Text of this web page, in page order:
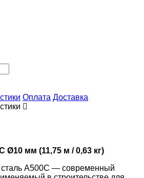
Оплата Доставка
Ø10 мм (11,75 м / 0,63 кг)
сталь А500С — современный